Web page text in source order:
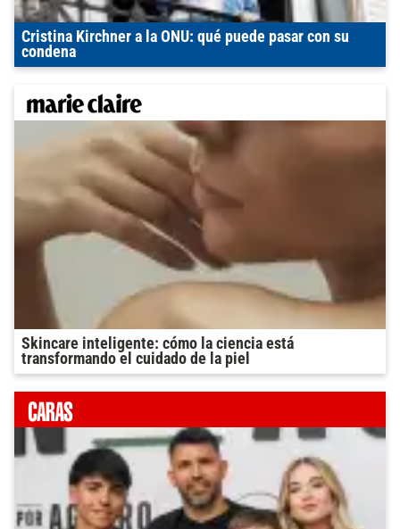
Cristina Kirchner a la ONU: qué puede pasar con su
condena
Skincare inteligente: cómo la ciencia está
transformando el cuidado de la piel